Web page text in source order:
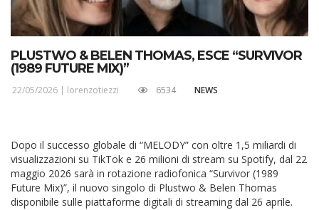
PLUSTWO & BELEN THOMAS, ESCE “SURVIVOR
(1989 FUTURE MIX)”
22/05/2026 | lorenzotiezzi 6534 NEWS
Dopo il successo globale di “MELODY” con oltre 1,5 miliardi di
visualizzazioni su TikTok e 26 milioni di stream su Spotify, dal 22
maggio 2026 sarà in rotazione radiofonica “Survivor (1989
Future Mix)”, il nuovo singolo di Plustwo & Belen Thomas
disponibile sulle piattaforme digitali di streaming dal 26 aprile.